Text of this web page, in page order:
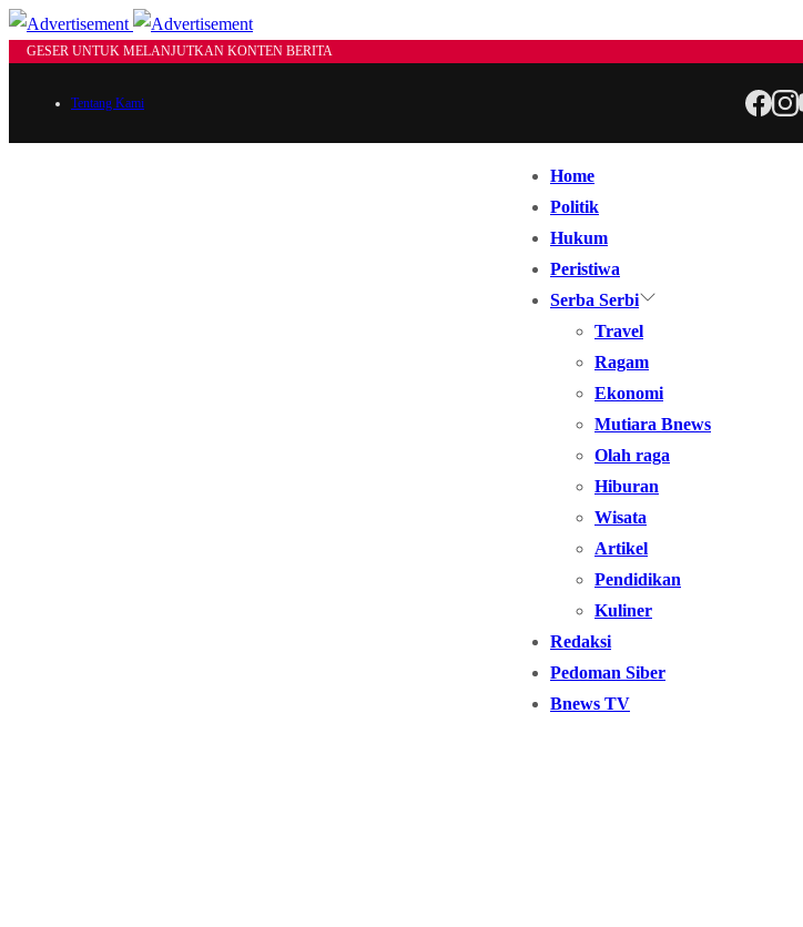
GESER UNTUK MELANJUTKAN KONTEN BERITA
Tentang Kami
Home
Politik
Hukum
Peristiwa
Serba Serbi
Travel
Ragam
Ekonomi
Mutiara Bnews
Olah raga
Hiburan
Wisata
Artikel
Pendidikan
Kuliner
Redaksi
Pedoman Siber
Bnews TV